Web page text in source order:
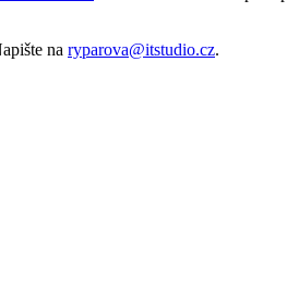
na ryparova@itstudio.cz.